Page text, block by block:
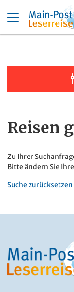
Suche
Preis
Erlebnis
Events
Reisen
Zu Ihrer
Bitte ändern Sie
Suche zurücksetzen